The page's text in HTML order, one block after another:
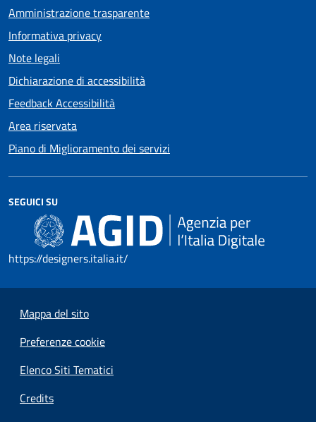
Amministrazione trasparente
Informativa privacy
Note legali
Dichiarazione di accessibilità
Feedback Accessibilità
Area riservata
Piano di Miglioramento dei servizi
SEGUICI SU
https://designers.italia.it/
Mappa del sito
Preferenze cookie
Elenco Siti Tematici
Credits